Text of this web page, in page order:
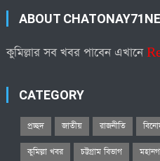
ABOUT
কুমিল্লার সব খবর পাবেন এখানে
CATEGORY
প্রচ্ছদ জাতীয় রাজনীতি
কুমিল্লা খবর চট্টগ্রাম বিভাগ